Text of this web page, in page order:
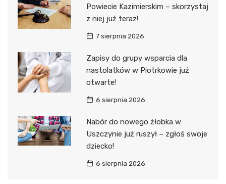
Powiecie Kazimierskim – skorzystaj
z niej już teraz!
7 sierpnia 2026
Zapisy do grupy wsparcia dla
nastolatków w Piotrkowie już
otwarte!
6 sierpnia 2026
Nabór do nowego żłobka w
Uszczynie już ruszył – zgłoś swoje
dziecko!
6 sierpnia 2026